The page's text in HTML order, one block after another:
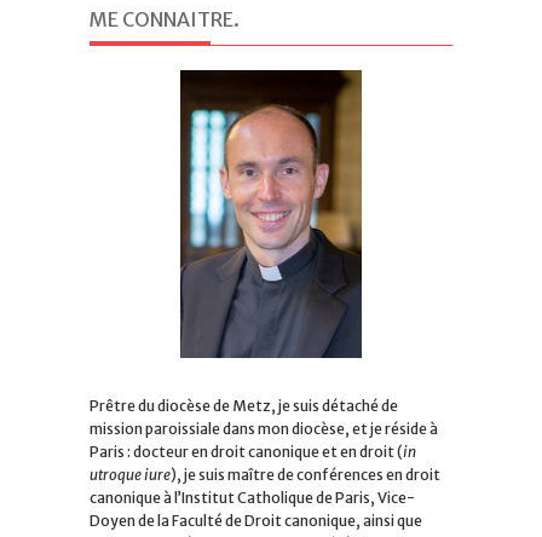
ME CONNAITRE.
Prêtre du diocèse de Metz, je suis détaché de
mission paroissiale dans mon diocèse, et je réside à
Paris : docteur en droit canonique et en droit (in
utroque iure), je suis maître de conférences en droit
canonique à l’Institut Catholique de Paris, Vice-
Doyen de la Faculté de Droit canonique, ainsi que